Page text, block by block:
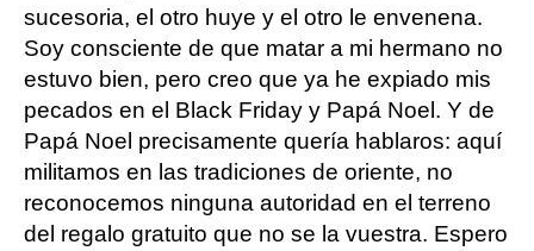
sucesoria, el otro huye y el otro le envenena.
Soy consciente de que matar a mi hermano no
estuvo bien, pero creo que ya he expiado mis
pecados en el Black Friday y Papá Noel. Y de
Papá Noel precisamente quería hablaros: aquí
militamos en las tradiciones de oriente, no
reconocemos ninguna autoridad en el terreno
del regalo gratuito que no se la vuestra. Espero